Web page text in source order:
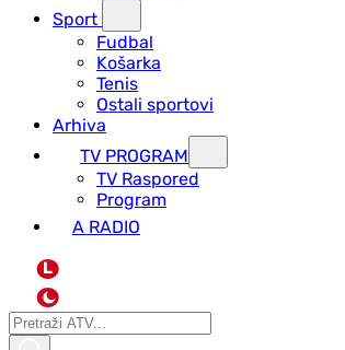
Sport
Fudbal
Košarka
Tenis
Ostali sportovi
Arhiva
TV PROGRAM
ТV Raspored
Program
A RADIO
L